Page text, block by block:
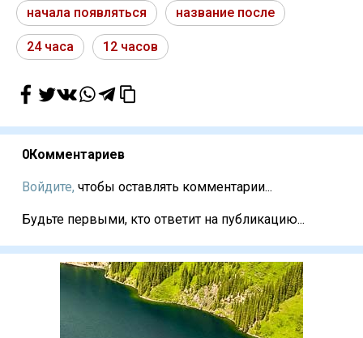
начала появляться название после
24 часа 12 часов
0Комментариев
Войдите, чтобы оставлять комментарии...
Будьте первыми, кто ответит на публикацию...